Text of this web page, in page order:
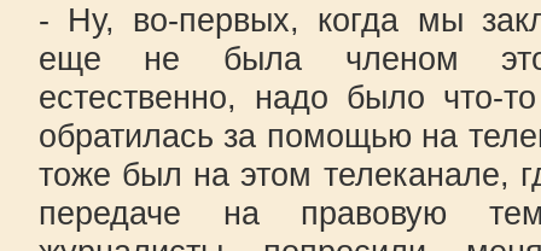
- Ну, во-первых, когда мы
еще не была членом
естественно, надо было что-
обратилась за помощью на
тоже был на этом телеканале,
передаче на правовую